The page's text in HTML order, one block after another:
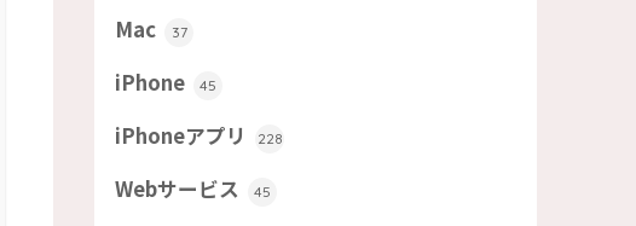
Mac 37
iPhone 45
iPhoneアプリ 228
Webサービス 45